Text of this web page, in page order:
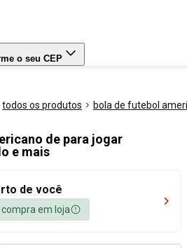
o seu CEP
todos os produtos bola de futebol
de para jogar
e mais
de você
em loja